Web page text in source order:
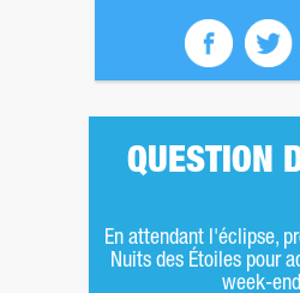
QUESTION
En attendant l'éclipse,
Nuits des Étoiles pour
week-